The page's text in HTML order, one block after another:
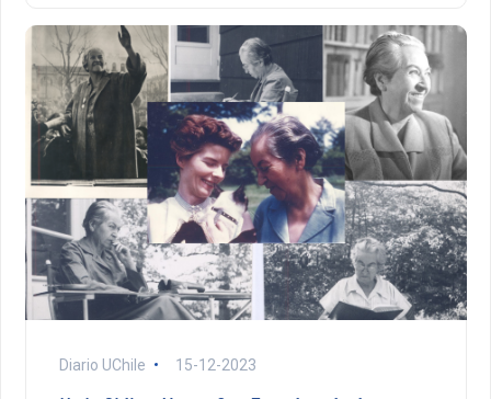
Diario UChile 15-12-2023